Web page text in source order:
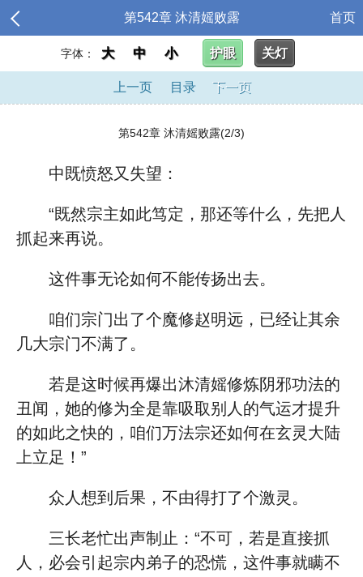
第542章 沐清媱败露 首页
字体： 大 中 小 护眼 关灯
上一页 目录 下一页
第542章 沐清媱败露(2/3)
中既愤怒又失望：
“既然宗主如此笃定，那还等什么，先把人
抓起来再说。
这件事无论如何不能传扬出去。
咱们宗门出了个魔修赵明远，已经让其余
几大宗门不满了。
若是这时候再爆出沐清媱修炼阴邪功法的
丑闻，她的修为全是靠吸取别人的气运才提升
的如此之快的，咱们万法宗还如何在玄灵大陆
上立足！”
众人想到后果，不由得打了个激灵。
三长老忙出声制止：“不可，若是直接抓
人，必会引起宗内弟子的恐慌，这件事就瞒不